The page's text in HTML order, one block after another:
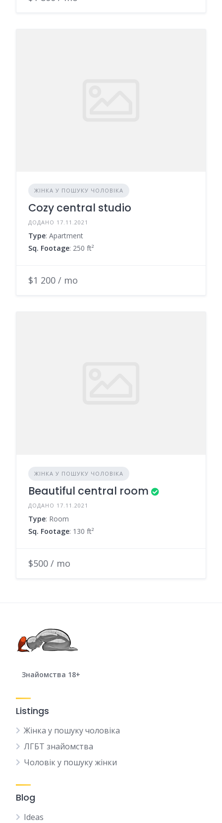
ЖІНКА У ПОШУКУ ЧОЛОВІКА
Cozy central studio
ДОДАНО 17.11.2021
Type: Apartment
Sq. Footage: 250 ft²
$1 200 / mo
ЖІНКА У ПОШУКУ ЧОЛОВІКА
Beautiful central room
ДОДАНО 17.11.2021
Type: Room
Sq. Footage: 130 ft²
$500 / mo
Знайомства 18+
Listings
Жінка у пошуку чоловіка
ЛГБТ знайомства
Чоловік у пошуку жінки
Blog
Ideas